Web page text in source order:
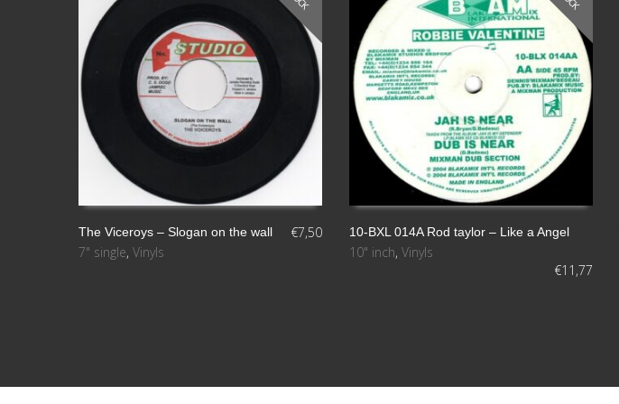
LEER MÁS
The Viceroys – Slogan on the wall
7" single, Vinyls
€7,50
LEER MÁS
10-BXL 014A Rod taylor – Like a Angel
10" inch, Vinyls
€11,77